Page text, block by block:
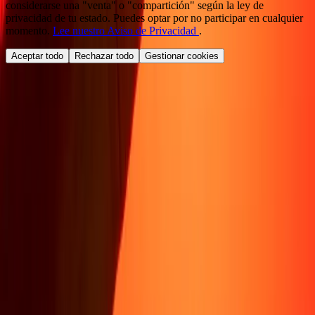
considerarse una "venta" o "compartición" según la ley de
privacidad de tu estado. Puedes optar por no participar en cualquier
momento. Lee nuestro Aviso de Privacidad .
Aceptar todo Rechazar todo Gestionar cookies